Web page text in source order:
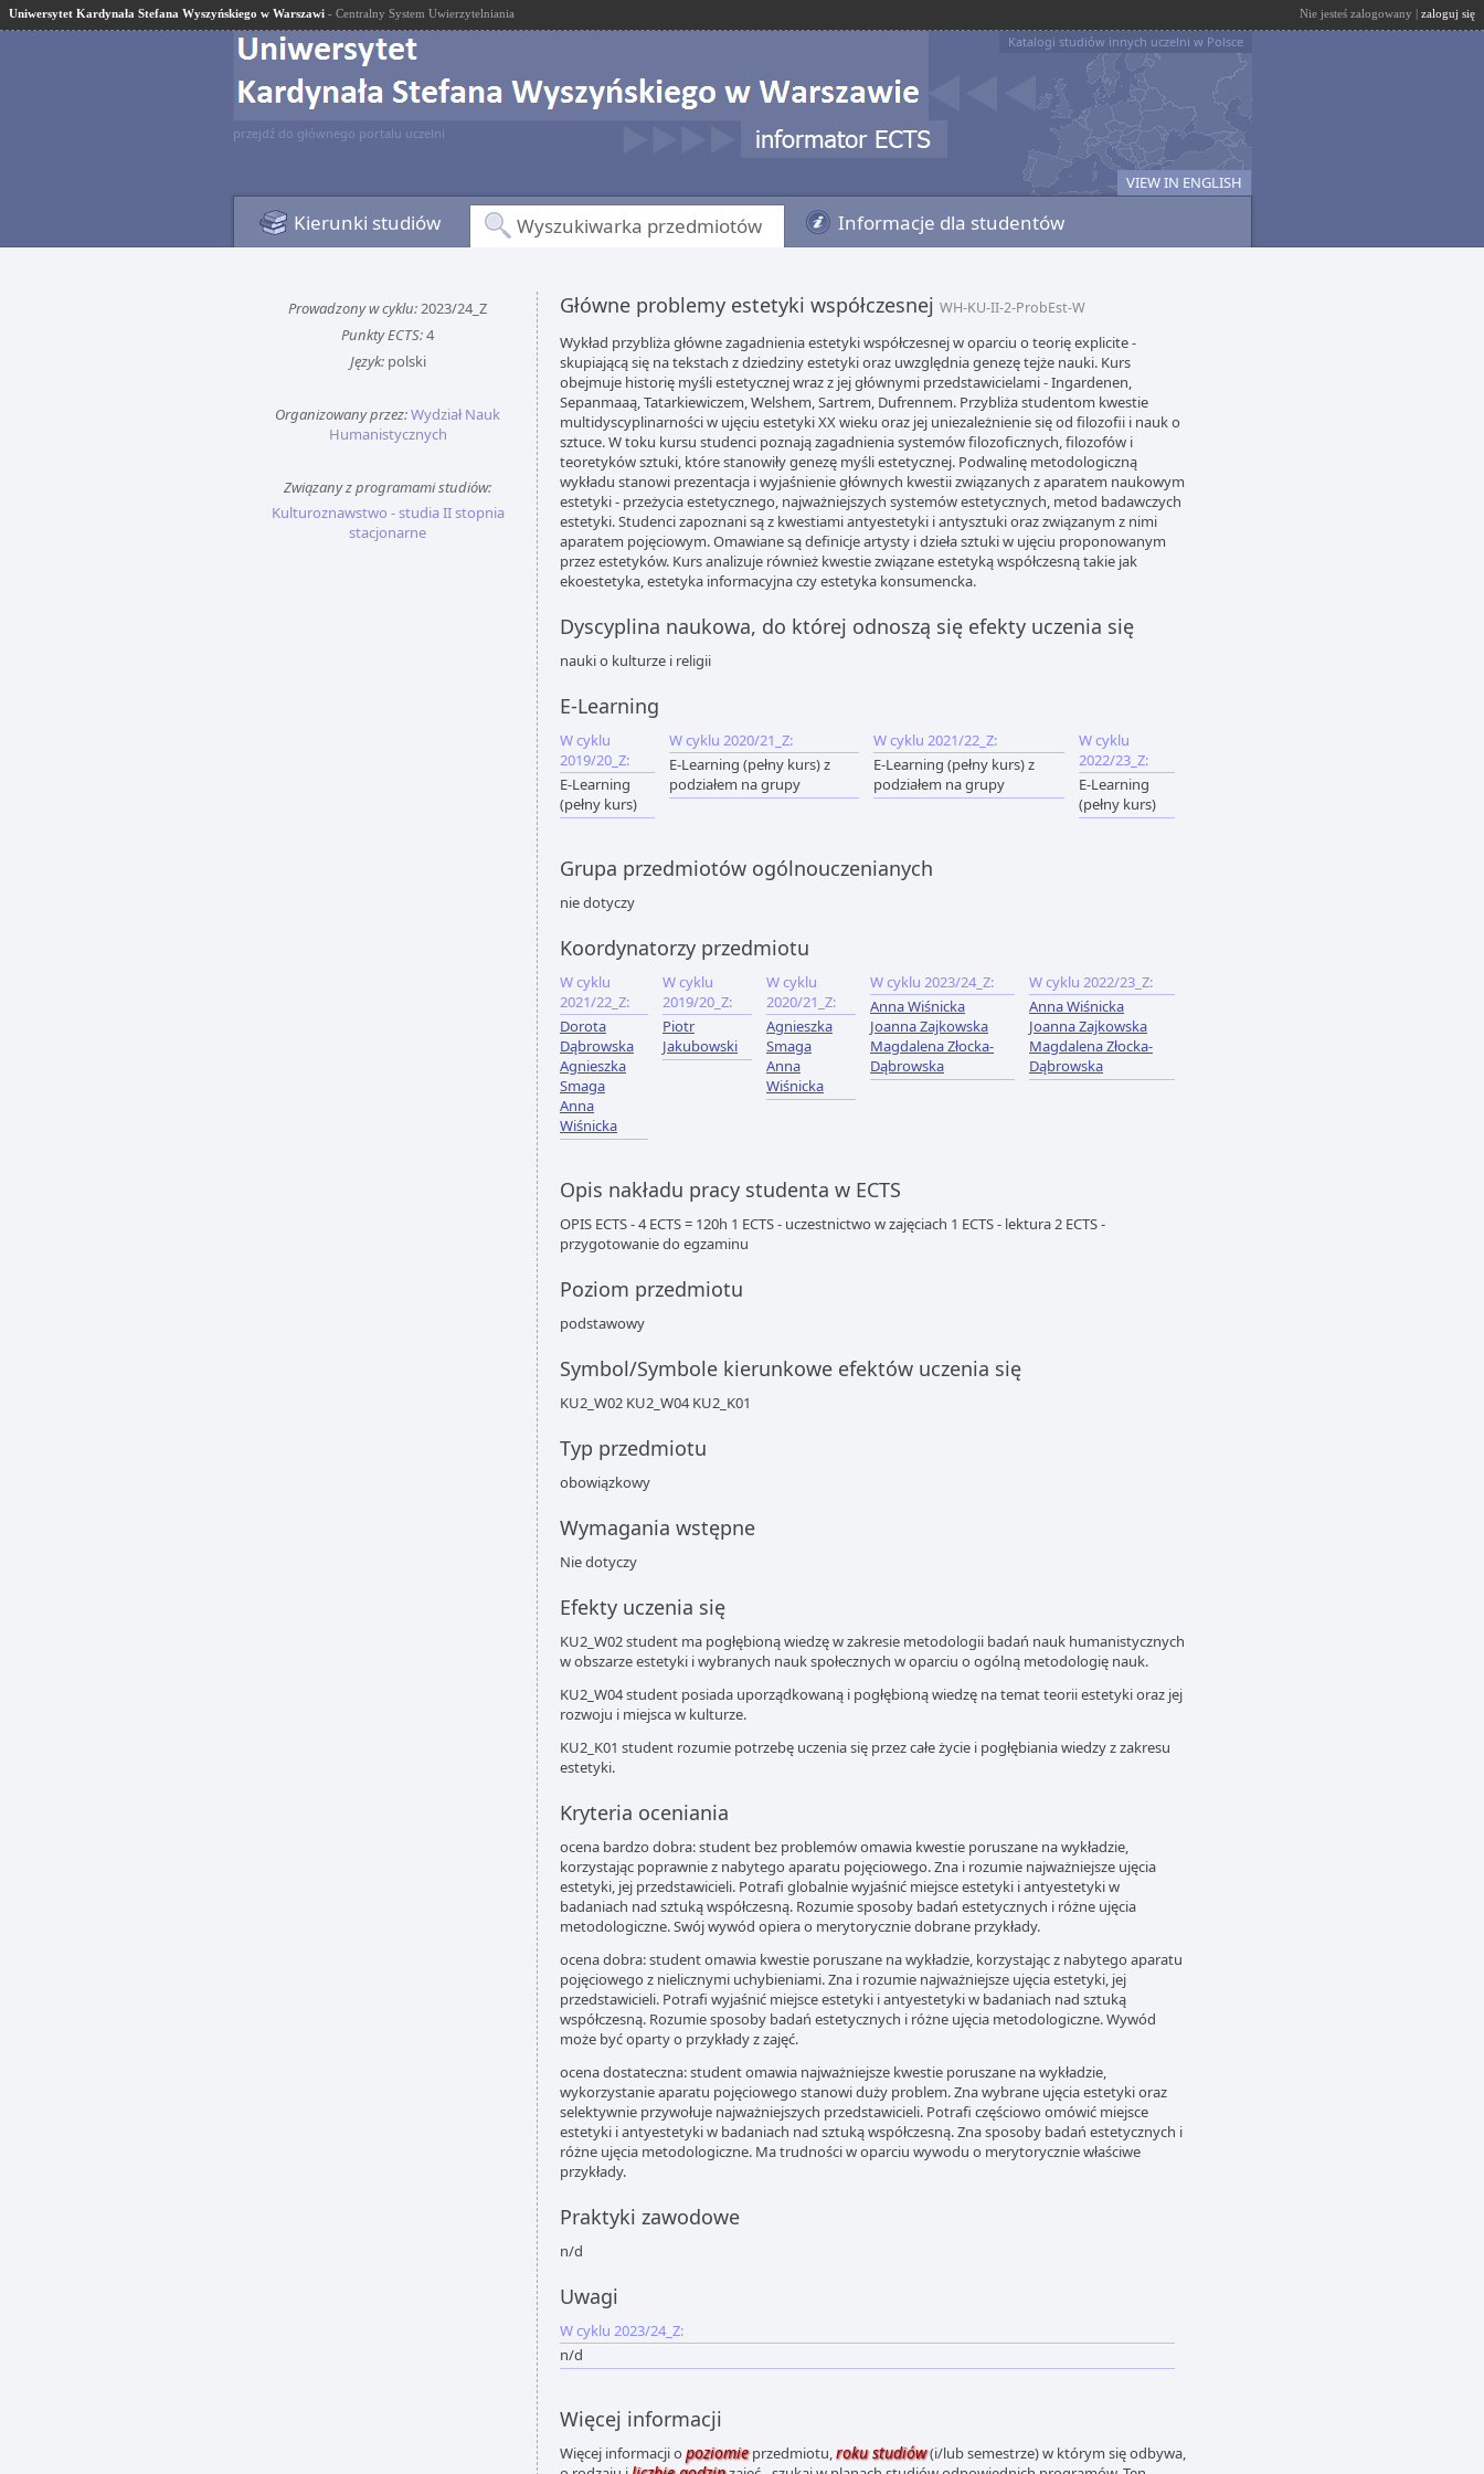
Uniwersytet Kardynała Stefana Wyszyńskiego w Warszawi - Centralny System Uwierzytelniania Nie jesteś zalogowany | zaloguj się
przejdź do głównego portalu uczelni
Katalogi studiów innych uczelni w Polsce
VIEW IN ENGLISH
Kierunki studiów Wyszukiwarka przedmiotów Informacje dla studentów
Prowadzony w cyklu:2023/24_Z
Punkty ECTS:4
Język:polski
Organizowany przez:Wydział Nauk
Humanistycznych
Związany z programami studiów:
Kulturoznawstwo - studia II stopnia
stacjonarne
Główne problemy estetyki współczesnej WH-KU-II-2-ProbEst-W
Wykład przybliża główne zagadnienia estetyki współczesnej w oparciu o teorię explicite -
skupiającą się na tekstach z dziedziny estetyki oraz uwzględnia genezę tejże nauki. Kurs
obejmuje historię myśli estetycznej wraz z jej głównymi przedstawicielami - Ingardenen,
Sepanmaaą, Tatarkiewiczem, Welshem, Sartrem, Dufrennem. Przybliża studentom kwestie
multidyscyplinarności w ujęciu estetyki XX wieku oraz jej uniezależnienie się od filozofii i nauk o
sztuce. W toku kursu studenci poznają zagadnienia systemów filozoficznych, filozofów i
teoretyków sztuki, które stanowiły genezę myśli estetycznej. Podwalinę metodologiczną
wykładu stanowi prezentacja i wyjaśnienie głównych kwestii związanych z aparatem naukowym
estetyki - przeżycia estetycznego, najważniejszych systemów estetycznych, metod badawczych
estetyki. Studenci zapoznani są z kwestiami antyestetyki i antysztuki oraz związanym z nimi
aparatem pojęciowym. Omawiane są definicje artysty i dzieła sztuki w ujęciu proponowanym
przez estetyków. Kurs analizuje również kwestie związane estetyką współczesną takie jak
ekoestetyka, estetyka informacyjna czy estetyka konsumencka.
Dyscyplina naukowa, do której odnoszą się efekty uczenia się
nauki o kulturze i religii
E-Learning
W cyklu
2019/20_Z:
E-Learning
(pełny kurs)
W cyklu 2020/21_Z:
E-Learning (pełny kurs) z
podziałem na grupy
W cyklu 2021/22_Z:
E-Learning (pełny kurs) z
podziałem na grupy
W cyklu
2022/23_Z:
E-Learning
(pełny kurs)
Grupa przedmiotów ogólnouczenianych
nie dotyczy
Koordynatorzy przedmiotu
W cyklu
2021/22_Z:
Dorota
Dąbrowska
Agnieszka
Smaga
Anna
Wiśnicka
W cyklu
2019/20_Z:
Piotr
Jakubowski
W cyklu
2020/21_Z:
Agnieszka
Smaga
Anna
Wiśnicka
W cyklu 2023/24_Z:
Anna Wiśnicka
Joanna Zajkowska
Magdalena Złocka-
Dąbrowska
W cyklu 2022/23_Z:
Anna Wiśnicka
Joanna Zajkowska
Magdalena Złocka-
Dąbrowska
Opis nakładu pracy studenta w ECTS
OPIS ECTS - 4 ECTS = 120h 1 ECTS - uczestnictwo w zajęciach 1 ECTS - lektura 2 ECTS -
przygotowanie do egzaminu
Poziom przedmiotu
podstawowy
Symbol/Symbole kierunkowe efektów uczenia się
KU2_W02 KU2_W04 KU2_K01
Typ przedmiotu
obowiązkowy
Wymagania wstępne
Nie dotyczy
Efekty uczenia się
KU2_W02 student ma pogłębioną wiedzę w zakresie metodologii badań nauk humanistycznych
w obszarze estetyki i wybranych nauk społecznych w oparciu o ogólną metodologię nauk.
KU2_W04 student posiada uporządkowaną i pogłębioną wiedzę na temat teorii estetyki oraz jej
rozwoju i miejsca w kulturze.
KU2_K01 student rozumie potrzebę uczenia się przez całe życie i pogłębiania wiedzy z zakresu
estetyki.
Kryteria oceniania
ocena bardzo dobra: student bez problemów omawia kwestie poruszane na wykładzie,
korzystając poprawnie z nabytego aparatu pojęciowego. Zna i rozumie najważniejsze ujęcia
estetyki, jej przedstawicieli. Potrafi globalnie wyjaśnić miejsce estetyki i antyestetyki w
badaniach nad sztuką współczesną. Rozumie sposoby badań estetycznych i różne ujęcia
metodologiczne. Swój wywód opiera o merytorycznie dobrane przykłady.
ocena dobra: student omawia kwestie poruszane na wykładzie, korzystając z nabytego aparatu
pojęciowego z nielicznymi uchybieniami. Zna i rozumie najważniejsze ujęcia estetyki, jej
przedstawicieli. Potrafi wyjaśnić miejsce estetyki i antyestetyki w badaniach nad sztuką
współczesną. Rozumie sposoby badań estetycznych i różne ujęcia metodologiczne. Wywód
może być oparty o przykłady z zajęć.
ocena dostateczna: student omawia najważniejsze kwestie poruszane na wykładzie,
wykorzystanie aparatu pojęciowego stanowi duży problem. Zna wybrane ujęcia estetyki oraz
selektywnie przywołuje najważniejszych przedstawicieli. Potrafi częściowo omówić miejsce
estetyki i antyestetyki w badaniach nad sztuką współczesną. Zna sposoby badań estetycznych i
różne ujęcia metodologiczne. Ma trudności w oparciu wywodu o merytorycznie właściwe
przykłady.
Praktyki zawodowe
n/d
Uwagi
W cyklu 2023/24_Z:
n/d
Więcej informacji
Więcej informacji o poziomieprzedmiotu,roku studiów(i/lub semestrze) w którym się odbywa,